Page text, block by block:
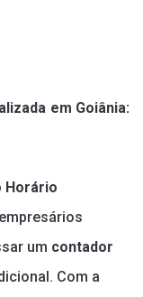
em Goiânia:
Horário
um contador
Com a